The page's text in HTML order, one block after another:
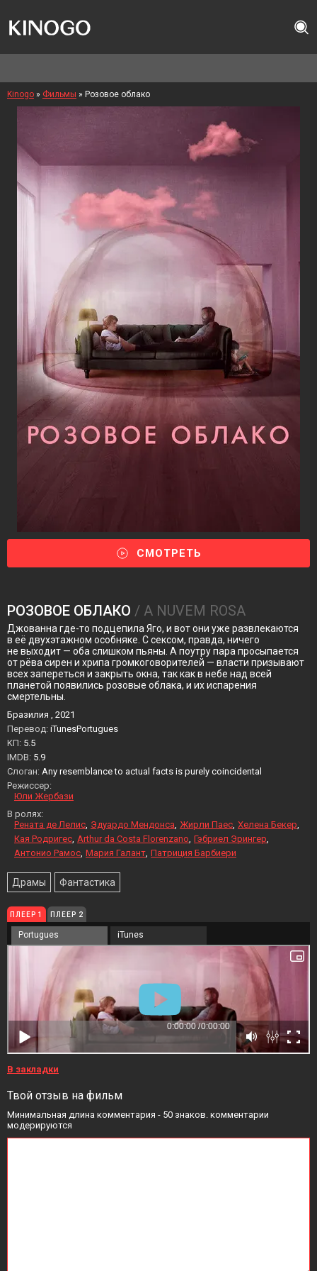
Kinogo » Фильмы » Розовое облако
СМОТРЕТЬ
РОЗОВОЕ ОБЛАКО / A NUVEM ROSA
Джованна где-то подцепила Яго, и вот они уже развлекаются
в её двухэтажном особняке. С сексом, правда, ничего
не выходит — оба слишком пьяны. А поутру пара просыпается
от рёва сирен и хрипа громкоговорителей — власти призывают
всех запереться и закрыть окна, так как в небе над всей
планетой появились розовые облака, и их испарения
смертельны.
Бразилия , 2021
Перевод: iTunesPortugues
KП: 5.5
IMDB: 5.9
Слоган: Any resemblance to actual facts is purely coincidental
Режиссер:
Юли Жербази
В ролях:
Рената де Лелис Эдуардо Мендонса Жирли Паес Хелена Бекер
Кая Родригес Arthur da Costa Florenzano Гэбриел Эрингер
Антонио Рамос Мария Галант Патриция Барбиери
Драмы Фантастика
ПЛЕЕР 1 ПЛЕЕР 2
Portugues iTunes
В закладки
Твой отзыв на фильм
Минимальная длина комментария - 50 знаков. комментарии
модерируются